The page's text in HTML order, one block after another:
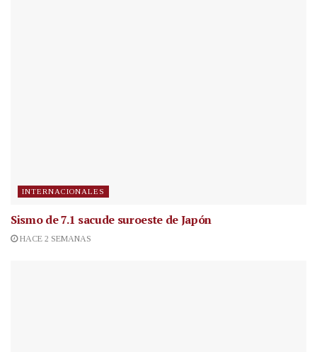
INTERNACIONALES
Sismo de 7.1 sacude suroeste de Japón
HACE 2 SEMANAS